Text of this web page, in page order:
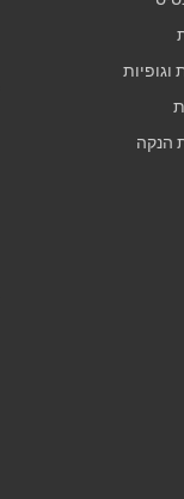
וגופיות
הנקה